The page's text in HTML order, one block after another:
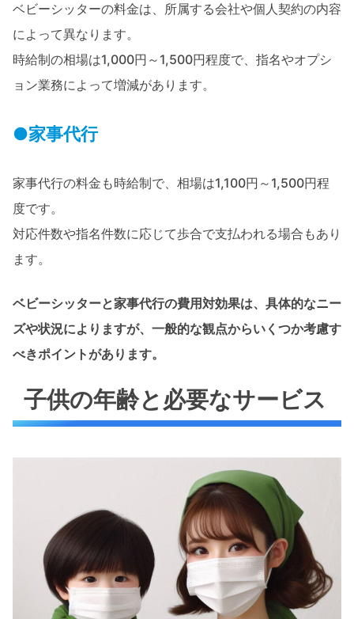
ベビーシッターの料金は、所属する会社や個人契約の内容
によって異なります。
時給制の相場は1,000円～1,500円程度で、指名やオプシ
ョン業務によって増減があります。
●家事代行
家事代行の料金も時給制で、相場は1,100円～1,500円程
度です。
対応件数や指名件数に応じて歩合で支払われる場合もあり
ます。
ベビーシッターと家事代行の費用対効果は、具体的なニー
ズや状況によりますが、一般的な観点からいくつか考慮す
べきポイントがあります。
子供の年齢と必要なサービス